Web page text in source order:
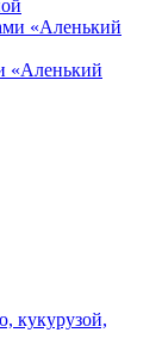
«Аленький